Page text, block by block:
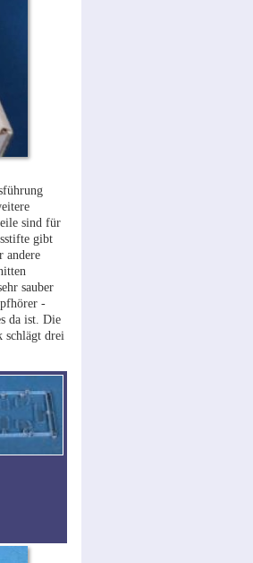
sind für
gibt
andere
sauber
-
da ist. Die
schlägt drei